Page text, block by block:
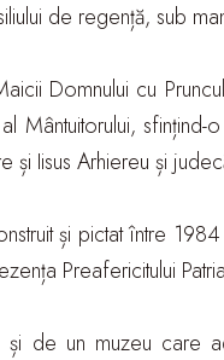
de regență, sub
Domnului cu
Mântuitorului,
și Iisus Arhiereu și
și pictat între
Preafericitului
și de un muzeu care